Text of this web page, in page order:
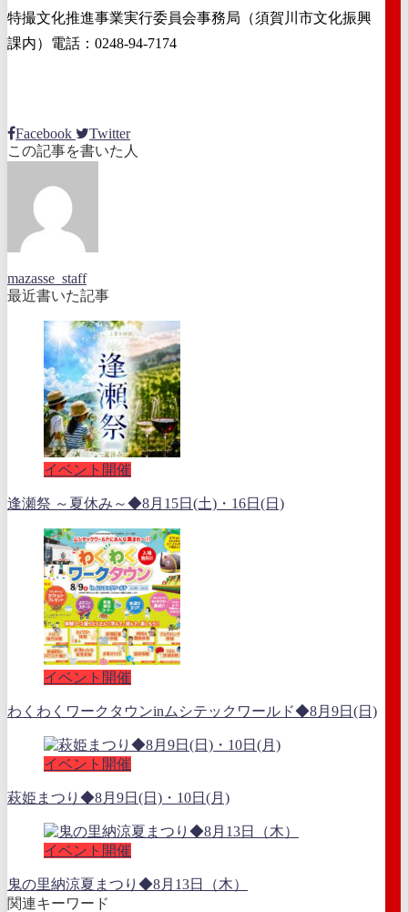
特撮文化推進事業実行委員会事務局（須賀川市文化振興
課内）電話：0248-94-7174
Facebook
Twitter
この記事を書いた人
mazasse_staff
最近書いた記事
イベント開催
逢瀬祭 ～夏休み～◆8月15日(土)・16日(日)
イベント開催
わくわくワークタウンinムシテックワールド◆8月9日(日)
イベント開催
萩姫まつり◆8月9日(日)・10日(月)
イベント開催
鬼の里納涼夏まつり◆8月13日（木）
関連キーワード